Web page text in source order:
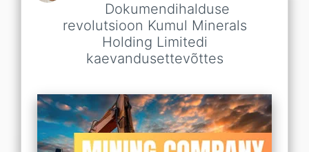
Dokumendihalduse
revolutsioon Kumul Minerals
Holding Limitedi
kaevandusettevõttes